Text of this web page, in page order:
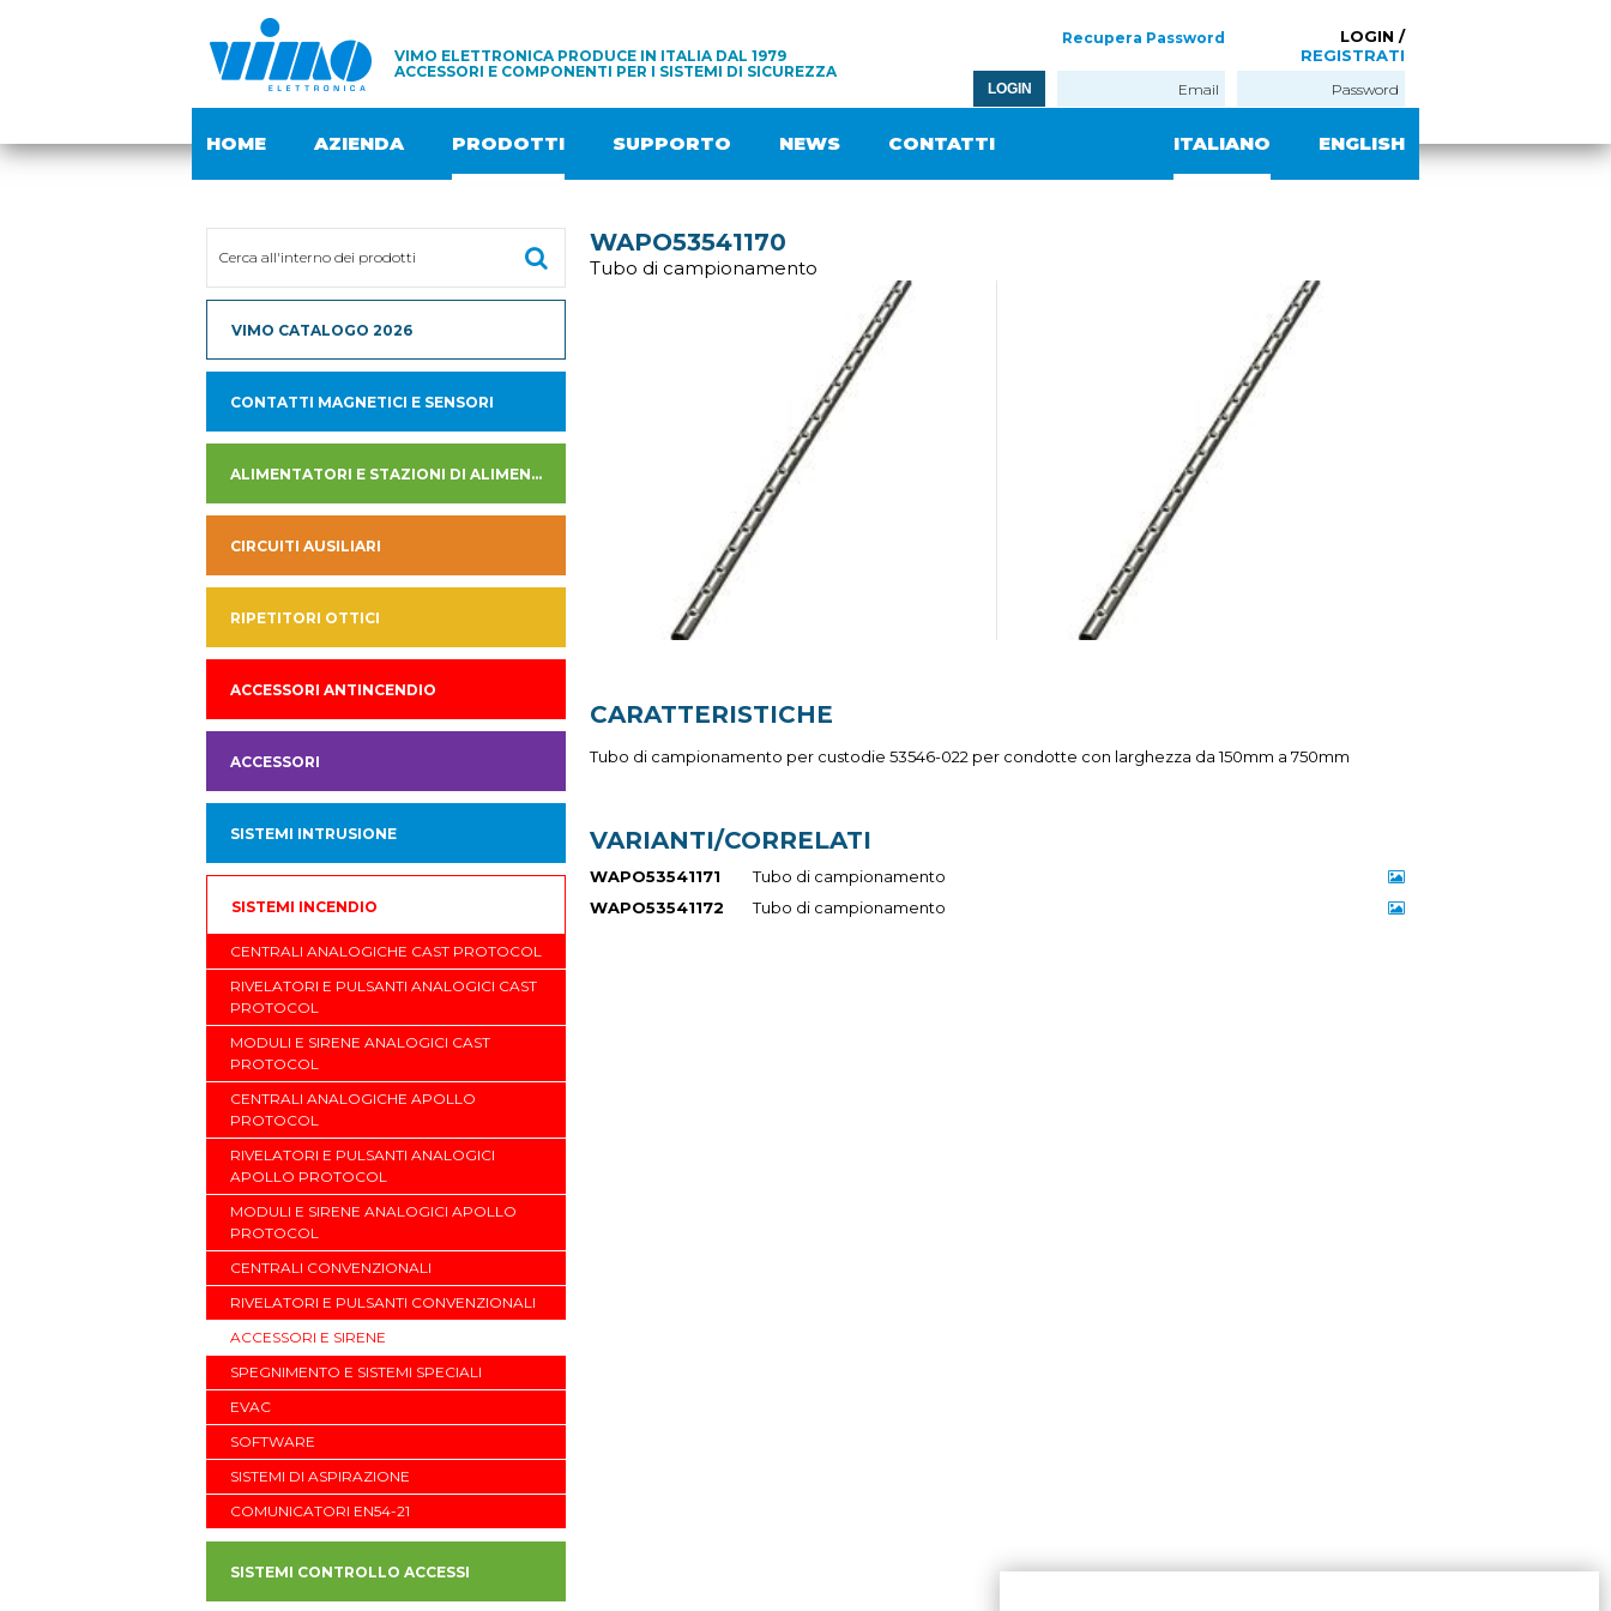
VIMO ELETTRONICA PRODUCE IN ITALIA DAL 1979
ACCESSORI E COMPONENTI PER I SISTEMI DI SICUREZZA
LOGIN /
REGISTRATI
Recupera Password
LOGIN
HOME AZIENDA PRODOTTI SUPPORTO NEWS CONTATTI ENGLISH
ITALIANO
VIMO CATALOGO 2026
CONTATTI MAGNETICI E SENSORI
ALIMENTATORI E STAZIONI DI ALIMENTAZIONE
CIRCUITI AUSILIARI
RIPETITORI OTTICI
ACCESSORI ANTINCENDIO
ACCESSORI
SISTEMI INTRUSIONE
SISTEMI INCENDIO
CENTRALI ANALOGICHE CAST PROTOCOL
RIVELATORI E PULSANTI ANALOGICI CAST
PROTOCOL
MODULI E SIRENE ANALOGICI CAST
PROTOCOL
CENTRALI ANALOGICHE APOLLO
PROTOCOL
RIVELATORI E PULSANTI ANALOGICI
APOLLO PROTOCOL
MODULI E SIRENE ANALOGICI APOLLO
PROTOCOL
CENTRALI CONVENZIONALI
RIVELATORI E PULSANTI CONVENZIONALI
ACCESSORI E SIRENE
SPEGNIMENTO E SISTEMI SPECIALI
EVAC
SOFTWARE
SISTEMI DI ASPIRAZIONE
COMUNICATORI EN54-21
SISTEMI CONTROLLO ACCESSI
WAPO53541170
Tubo di campionamento
CARATTERISTICHE
Tubo di campionamento per custodie 53546-022 per condotte con larghezza da 150mm a 750mm
VARIANTI/CORRELATI
WAPO53541171
Tubo di campionamento
WAPO53541172
Tubo di campionamento